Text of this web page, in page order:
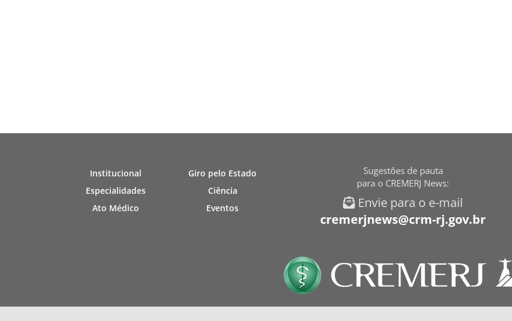
Institucional
Especialidades
Ato Médico
Giro pelo Estado
Ciência
Eventos
Sugestões de pauta
para o CREMERJ News:
Envie para o e-mail
cremerjnews@crm-rj.gov.br